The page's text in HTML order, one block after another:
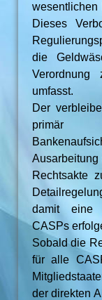
Dieses
die
Verordnung
umfasst.
Der
primär
Rechtsakte
damit eine
CASPs
Sobald die
für alle
der direkten